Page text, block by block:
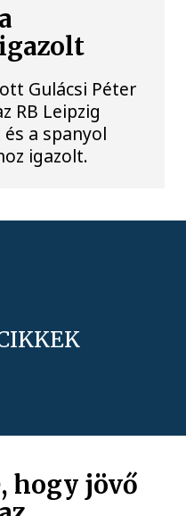
Gulácsi Péter
RB Leipzig
a spanyol
igazolt.
hogy jövő